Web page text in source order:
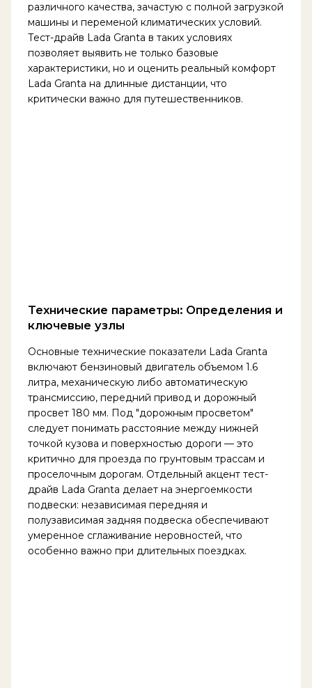
различного качества, зачастую с полной загрузкой
машины и переменой климатических условий.
Тест-драйв Lada Granta в таких условиях
позволяет выявить не только базовые
характеристики, но и оценить реальный комфорт
Lada Granta на длинные дистанции, что
критически важно для путешественников.
Технические параметры: Определения и
ключевые узлы
Основные технические показатели Lada Granta
включают бензиновый двигатель объемом 1.6
литра, механическую либо автоматическую
трансмиссию, передний привод и дорожный
просвет 180 мм. Под "дорожным просветом"
следует понимать расстояние между нижней
точкой кузова и поверхностью дороги — это
критично для проезда по грунтовым трассам и
проселочным дорогам. Отдельный акцент тест-
драйв Lada Granta делает на энергоемкости
подвески: независимая передняя и
полузависимая задняя подвеска обеспечивают
умеренное сглаживание неровностей, что
особенно важно при длительных поездках.